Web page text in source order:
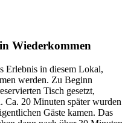
Wiederkommen
Erlebnis in diesem Lokal,
werden. Zu Beginn
Tisch gesetzt,
Ca. 20 Minuten später wurden
Gäste kamen. Das